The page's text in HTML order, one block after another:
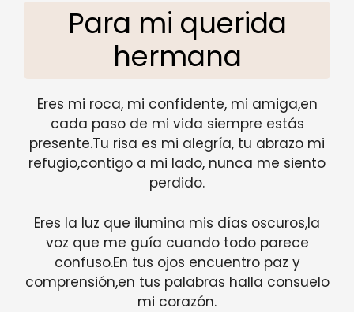
Para mi querida
hermana
Eres mi roca, mi confidente, mi amiga,en
cada paso de mi vida siempre estás
presente.Tu risa es mi alegría, tu abrazo mi
refugio,contigo a mi lado, nunca me siento
perdido.
Eres la luz que ilumina mis días oscuros,la
voz que me guía cuando todo parece
confuso.En tus ojos encuentro paz y
comprensión,en tus palabras halla consuelo
mi corazón.